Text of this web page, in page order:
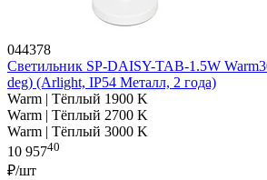
044378
Светильник SP-DAISY-TAB-1.5W
deg) (Arlight, IP54 Металл, 2 года)
Warm | Тёплый 1900 K
Warm | Тёплый 2700 K
Warm | Тёплый 3000 K
10 95740
₽/шт